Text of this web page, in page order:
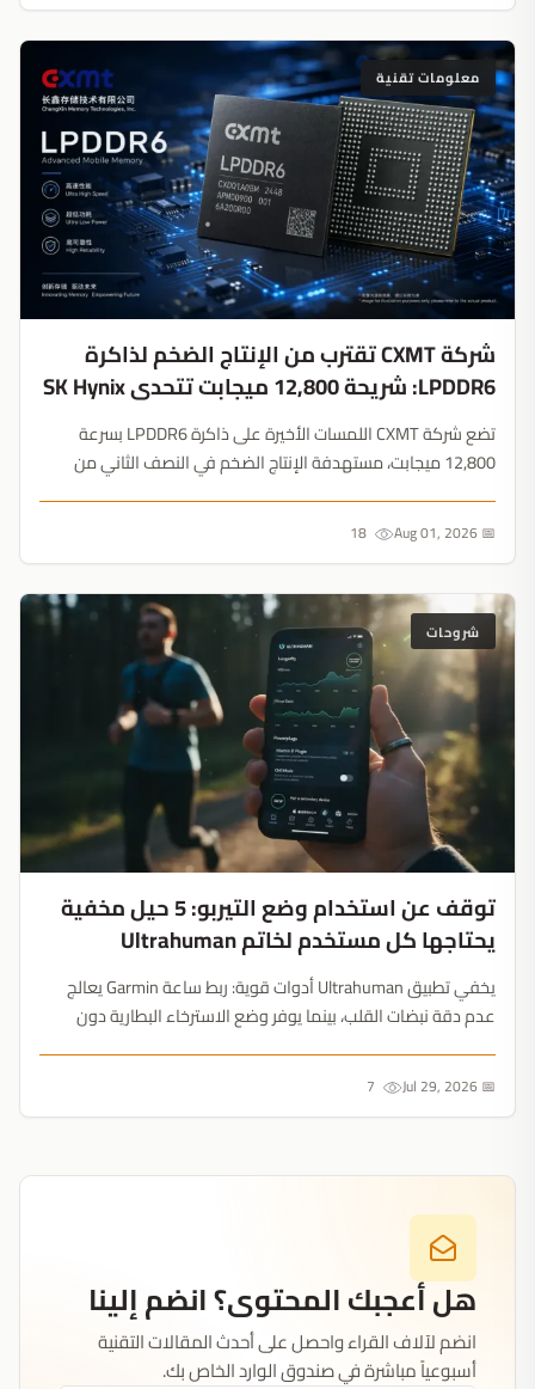
معلومات تقنية
شركة CXMT تقترب من الإنتاج الضخم لذاكرة
LPDDR6: شريحة 12,800 ميجابت تتحدى SK Hynix
تضع شركة CXMT اللمسات الأخيرة على ذاكرة LPDDR6 بسرعة
12,800 ميجابت، مستهدفة الإنتاج الضخم في النصف الثاني من
رسم خريطة أشباه الموصلات....📅 Aug 01, 2026
شروحات
توقف عن استخدام وضع التيربو: 5 حيل مخفية
يحتاجها كل مستخدم لخاتم Ultrahuman
يخفي تطبيق Ultrahuman أدوات قوية: ربط ساعة Garmin يعالج
عدم دقة نبضات القلب، بينما يوفر وضع الاسترخاء البطارية دون
📅 Jul 29, 2026
هل أعجبك المحتوى؟ انضم إلينا
انضم لآلاف القراء واحصل على أحدث المقالات التقنية
أسبوعياً مباشرة في صندوق الوارد الخاص بك.